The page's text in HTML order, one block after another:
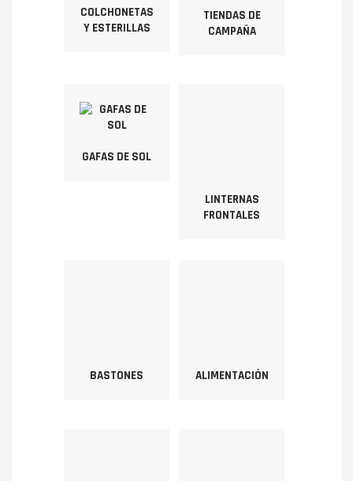
COLCHONETAS
Y ESTERILLAS
TIENDAS DE
CAMPAÑA
GAFAS DE SOL
FRONTALES